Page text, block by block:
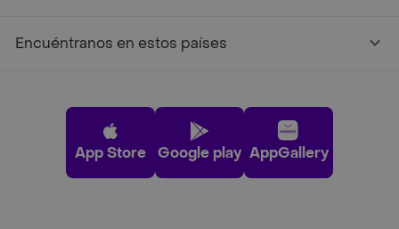
Encuéntranos en estos países
App Store Google play AppGallery